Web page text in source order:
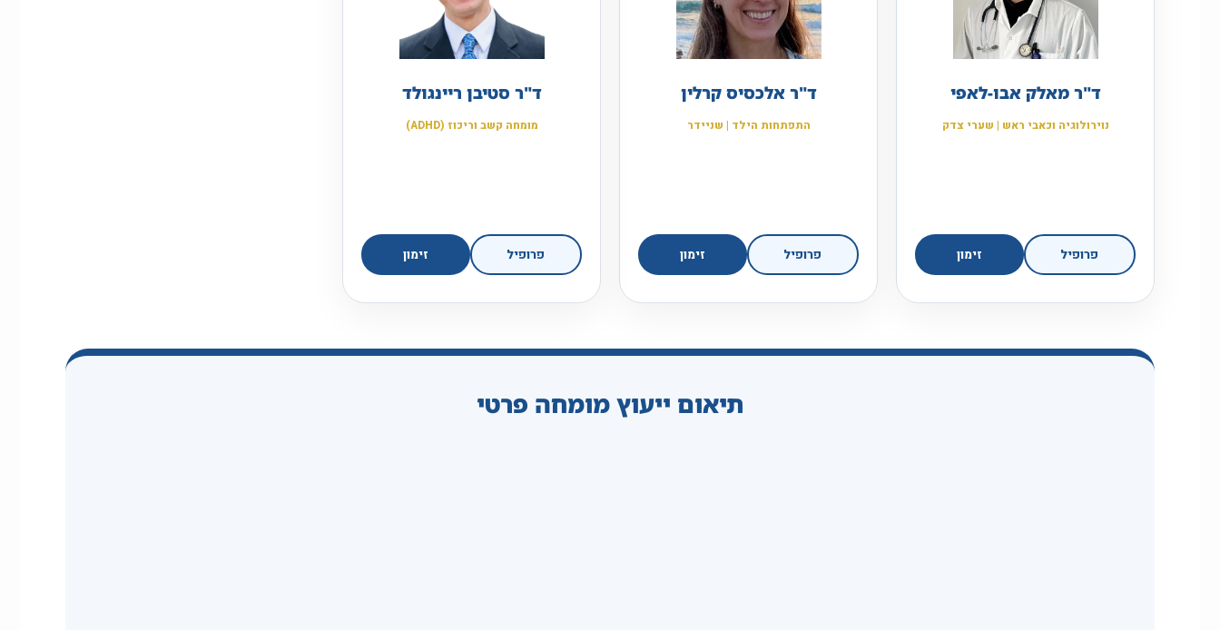
ד"ר מאלק אבו-לאפי
נוירולוגיה וכאבי ראש | שערי צדק
פרופיל זימון
ד"ר אלכסיס קרלין
התפתחות הילד | שניידר
פרופיל זימון
ד"ר סטיבן ריינגולד
מומחה קשב וריכוז (ADHD)
פרופיל זימון
תיאום ייעוץ מומחה פרטי